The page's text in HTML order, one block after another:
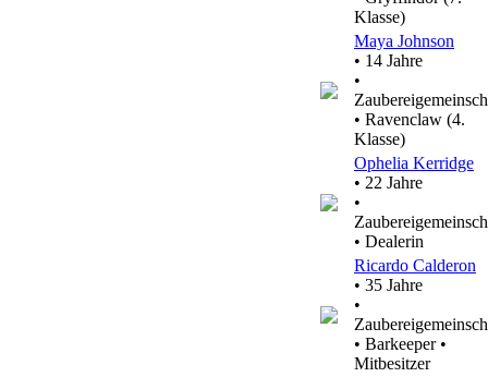
Klasse)
Maya Johnson
• 14 Jahre
•
• Ravenclaw (4.
Klasse)
Ophelia Kerridge
• 22 Jahre
•
• Dealerin
Ricardo Calderon
• 35 Jahre
•
• Barkeeper •
Mitbesitzer